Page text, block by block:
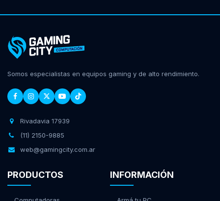
Somos especialistas en equipos gaming y de alto rendimiento.
Rivadavia 17939
(11) 2150-9885
web@gamingcity.com.ar
PRODUCTOS INFORMACIÓN